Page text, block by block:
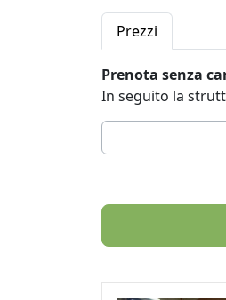
Prezzi
Prenota senza
In seguito la